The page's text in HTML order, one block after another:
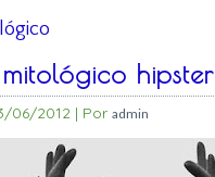
hipster
06/2012 | Por admin